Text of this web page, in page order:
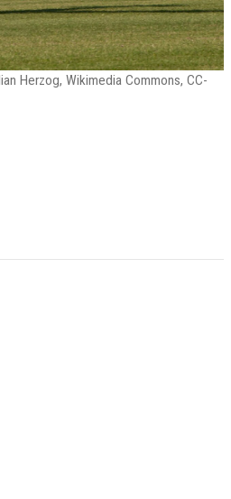
Herzog, Wikimedia Commons, CC-